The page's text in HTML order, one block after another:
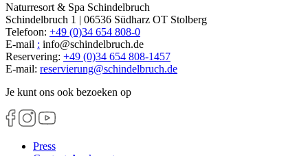
Naturresort & Spa Schindelbruch
Schindelbruch 1 | 06536 Südharz OT Stolberg
Telefoon: +49 (0)34 654 808-0
E-mail : info@schindelbruch.de
Reservering: +49 (0)34 654 808-1457
E-mail: reservierung@schindelbruch.de
Je kunt ons ook bezoeken op
Press